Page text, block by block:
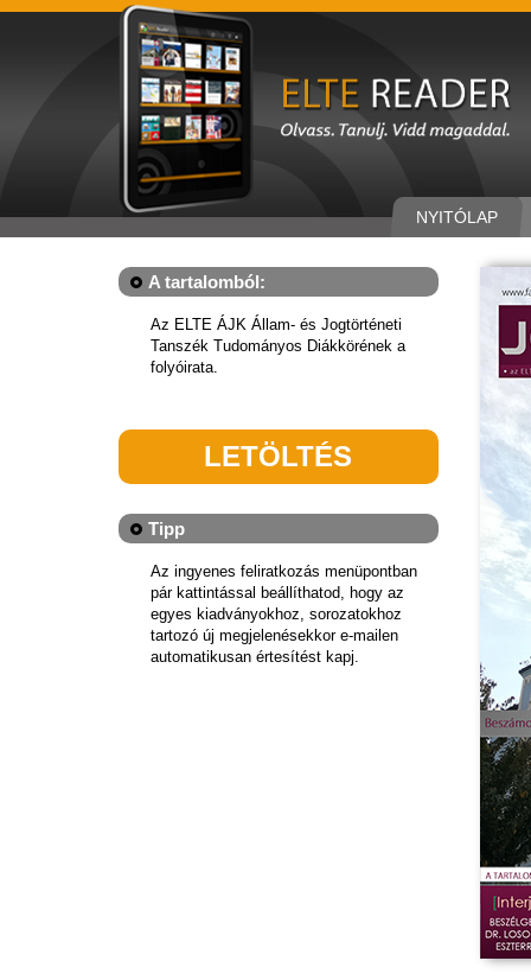
NYITÓLAP
A tartalomból:
Az ELTE ÁJK Állam- és Jogtörténeti
Tanszék Tudományos Diákkörének a
folyóirata.
LETÖLTÉS
Tipp
Az ingyenes feliratkozás menüpontban
pár kattintással beállíthatod, hogy az
egyes kiadványokhoz, sorozatokhoz
tartozó új megjelenésekkor e-mailen
automatikusan értesítést kapj.